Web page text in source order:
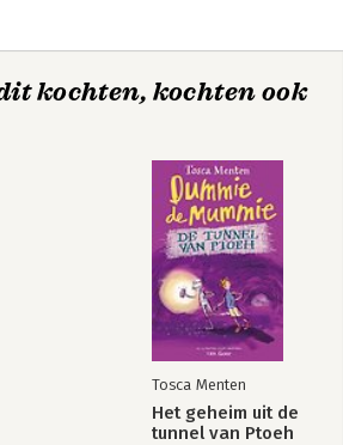
kochten, kochten ook
Tosca Menten
Het geheim uit de
tunnel van Ptoeh